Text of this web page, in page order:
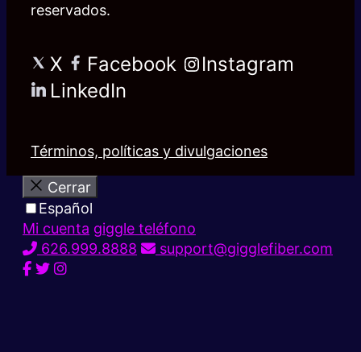
reservados.
X Facebook
Instagram
LinkedIn
Términos, políticas y divulgaciones
Cerrar
Español
Mi cuenta giggle teléfono
626.999.8888
support@gigglefiber.com